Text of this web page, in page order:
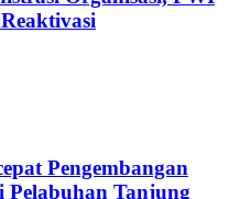
Pengembangan
Pelabuhan Tanjung